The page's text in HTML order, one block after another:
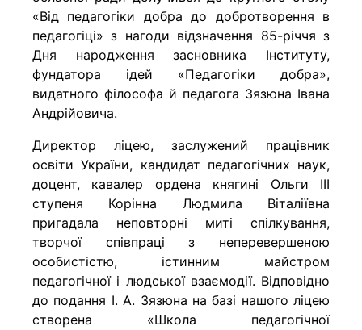
«Від педагогіки добра до добротворення в
педагогіці» з нагоди відзначення 85-річчя з
Дня народження засновника Інституту,
фундатора ідей «Педагогіки добра»,
видатного філософа й педагога Зязюна Івана
Андрійовича.
Директор ліцею, заслужений працівник
освіти України, кандидат педагогічних наук,
доцент, кавалер ордена княгині Ольги III
ступеня Корінна Людмила Віталіївна
пригадала неповторні миті спілкування,
творчої співпраці з неперевершеною
особистістю, істинним майстром
педагогічної і людської взаємодії. Відповідно
до подання І. А. Зязюна на базі нашого ліцею
створена «Школа педагогічної